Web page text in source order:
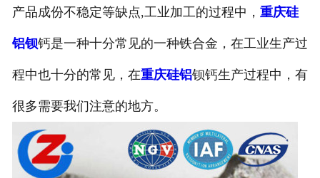
产品成份不稳定等缺点,工业加工的过程中， 重庆硅
铝钡钙是一种十分常见的一种铁合金，在工业生产过
程中也十分的常见，在重庆硅铝钡钙生产过程中，有
很多需要我们注意的地方。